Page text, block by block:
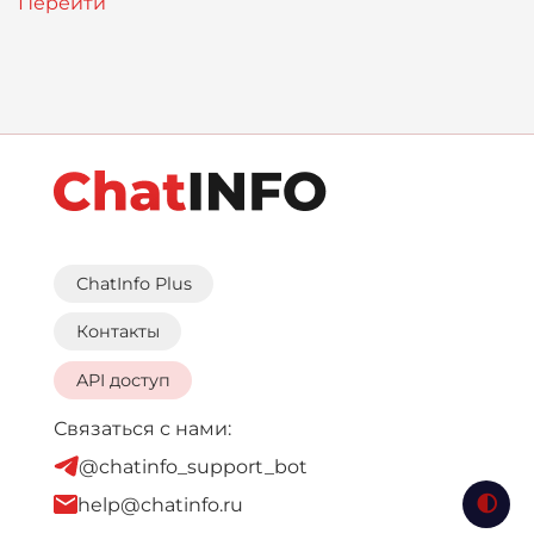
ChatInfo Plus
Контакты
API доступ
Связаться с нами:
@chatinfo_support_bot
help@chatinfo.ru